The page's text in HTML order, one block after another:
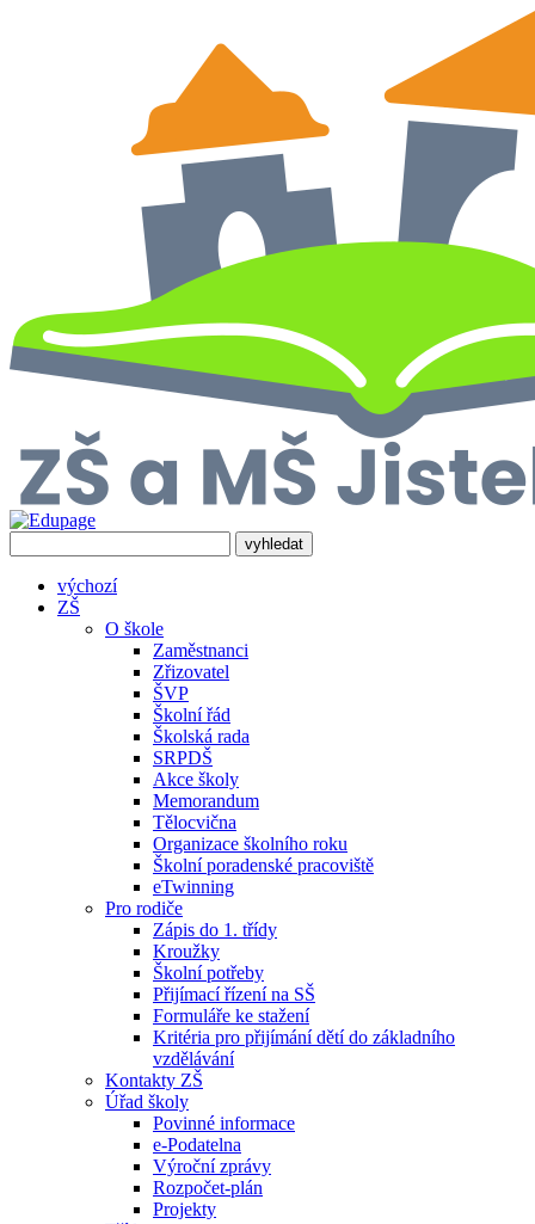
výchozí
ZŠ
O škole
Zaměstnanci
Zřizovatel
ŠVP
Školní řád
Školská rada
SRPDŠ
Akce školy
Memorandum
Tělocvična
Organizace školního roku
Školní poradenské pracoviště
eTwinning
Pro rodiče
Zápis do 1. třídy
Kroužky
Školní potřeby
Přijímací řízení na SŠ
Formuláře ke stažení
Kritéria pro přijímání dětí do základního
vzdělávání
Kontakty ZŠ
Úřad školy
Povinné informace
e-Podatelna
Výroční zprávy
Rozpočet-plán
Projekty